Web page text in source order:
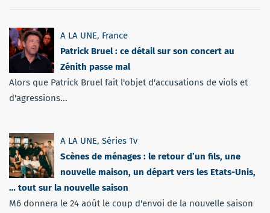
A LA UNE, France
Patrick Bruel : ce détail sur son concert au
Zénith passe mal
Alors que Patrick Bruel fait l'objet d'accusations de viols et
d'agressions...
A LA UNE, Séries Tv
Scènes de ménages : le retour d’un fils, une
nouvelle maison, un départ vers les Etats-Unis,
… tout sur la nouvelle saison
M6 donnera le 24 août le coup d'envoi de la nouvelle saison